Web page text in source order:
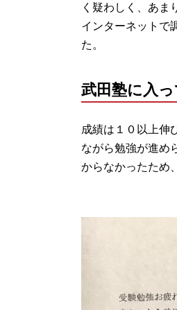
く疑わしく、あま
インターネットで
た。
武田塾に入
成績は１０以上伸
ながら勉強が進め
からなかったため